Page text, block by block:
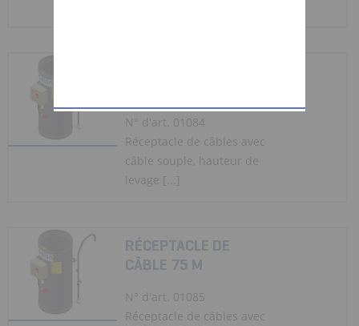
N° d'art. 01084
Réceptacle de câbles avec
câble souple, hauteur de
levage [...]
RÉCEPTACLE DE
CÂBLE 75 M
N° d'art. 01085
Réceptacle de câbles avec